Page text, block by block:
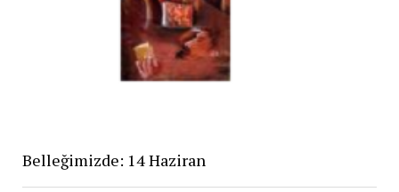
Belleğimizde: 14 Haziran